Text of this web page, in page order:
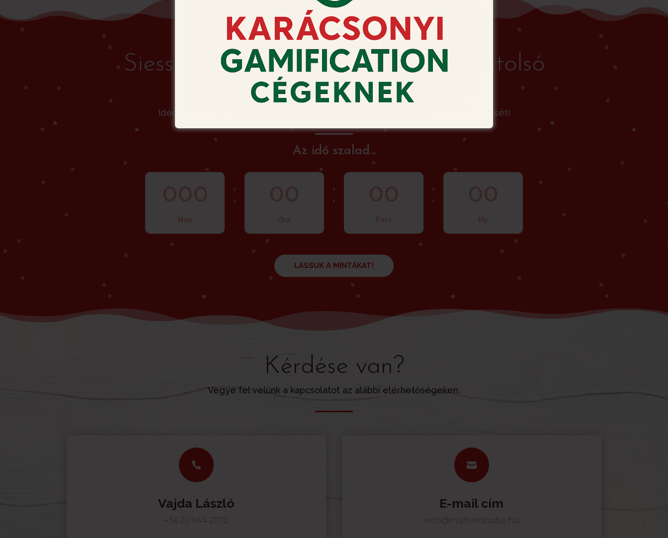
Siessen! Ne hagyja a rendelést az utolsó
pillanatra!
Idén 2025. december 15. 23:59-ig fogadjuk Karácsonyi Videó Képeslap rendelését!
Az idő szalad...
LÁSSUK A MINTÁKAT!
Kérdése van?
Vegye fel velünk a kapcsolatot az alábbi elérhetőségeken.

Vajda László
+36 20 944 2072

E-mail cím
info@multimstudio.hu